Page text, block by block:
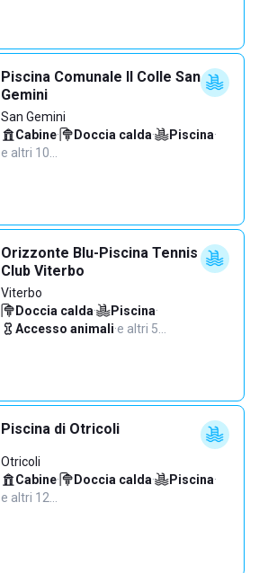
Piscina Comunale Il Colle San
Gemini
San Gemini
Cabine· Doccia calda· Piscina·
e altri 10…
Orizzonte Blu-Piscina Tennis
Club Viterbo
Viterbo
Doccia calda· Piscina·
Accesso animali·e altri 5…
Piscina di Otricoli
Otricoli
Cabine· Doccia calda· Piscina·
e altri 12…